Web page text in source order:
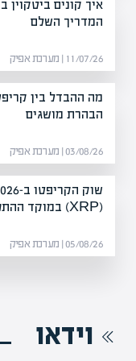
איך קונים ביטקוין
המדריך השלם
11/07/26 | מערכת אפיק
מה ההבדל בין
הבהרת מושגים
03/08/26 | מערכת אפיק
(XRP) במוקד ההתעניינות
05/08/26 | מערכת אפיק
וידאו